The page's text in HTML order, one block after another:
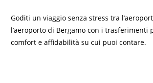
Goditi un viaggio senza stress tra
l’aeroporto di Bergamo con i trasferimenti
comfort e affidabilità su cui puoi contare.